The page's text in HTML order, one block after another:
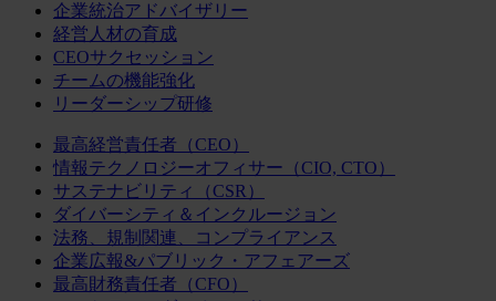
企業統治アドバイザリー
経営人材の育成
CEOサクセッション
チームの機能強化
リーダーシップ研修
最高経営責任者（CEO）
情報テクノロジーオフィサー（CIO, CTO）
サステナビリティ（CSR）
ダイバーシティ＆インクルージョン
法務、規制関連、コンプライアンス
企業広報&パブリック・アフェアーズ
最高財務責任者（CFO）